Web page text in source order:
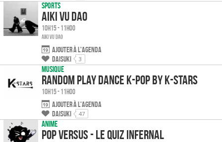
Sports
Aiki Vu Dao
10h15 - 11h00
Aiki Vu Dao
Ajouter à l'agenda
Daisuki
3
Musique
Random Play Dance K-pop by K-Stars
10h15 - 11h00
Ajouter à l'agenda
Daisuki
47
Anime
Pop Versus - le Quiz infernal